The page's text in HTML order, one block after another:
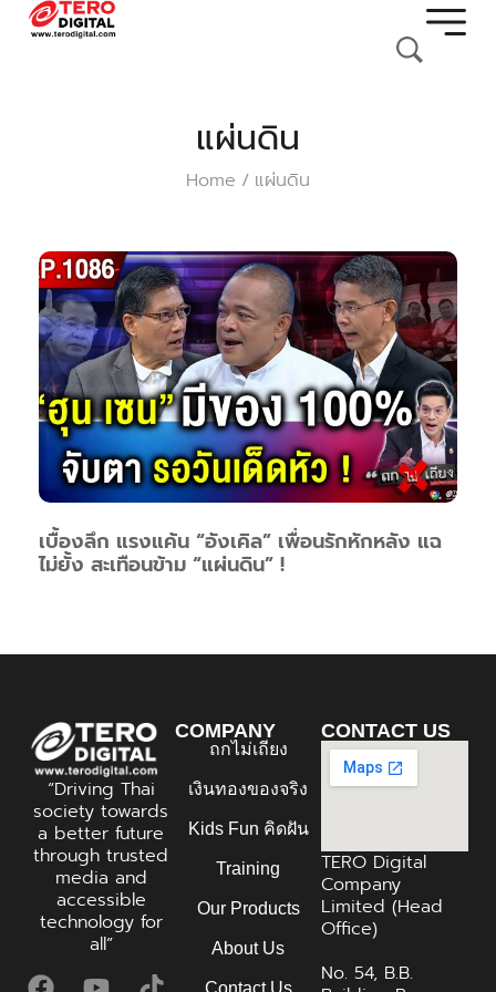
แผ่นดิน
Home / แผ่นดิน
เบื้องลึก แรงแค้น “อังเคิล” เพื่อนรักหักหลัง แฉ
ไม่ยั้ง สะเทือนข้าม “แผ่นดิน” !
“Driving Thai
society towards
a better future
through trusted
media and
accessible
technology for
all”
COMPANY
ถกไม่เถียง
เงินทองของจริง
Kids Fun คิดฝัน
Training
Our Products
About Us
Contact Us
CONTACT US
TERO Digital
Company
Limited (Head
Office)
No. 54, B.B.